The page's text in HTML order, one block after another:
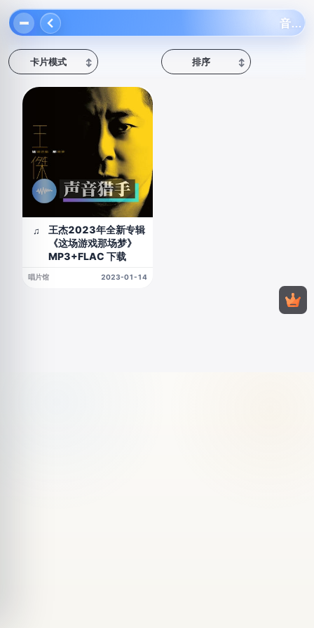
卡片模式 ↕ 排序 ↕
♫
王杰2023年全新专辑
《这场游戏那场梦》
MP3+FLAC 下载
唱片馆 2023-01-14
音乐猎手